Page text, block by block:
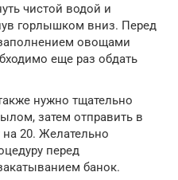
чистой водой и
горлышком вниз. Перед
овощами
еще раз обдать
нужно тщательно
затем отправить в
20. Желательно
перед
банок.